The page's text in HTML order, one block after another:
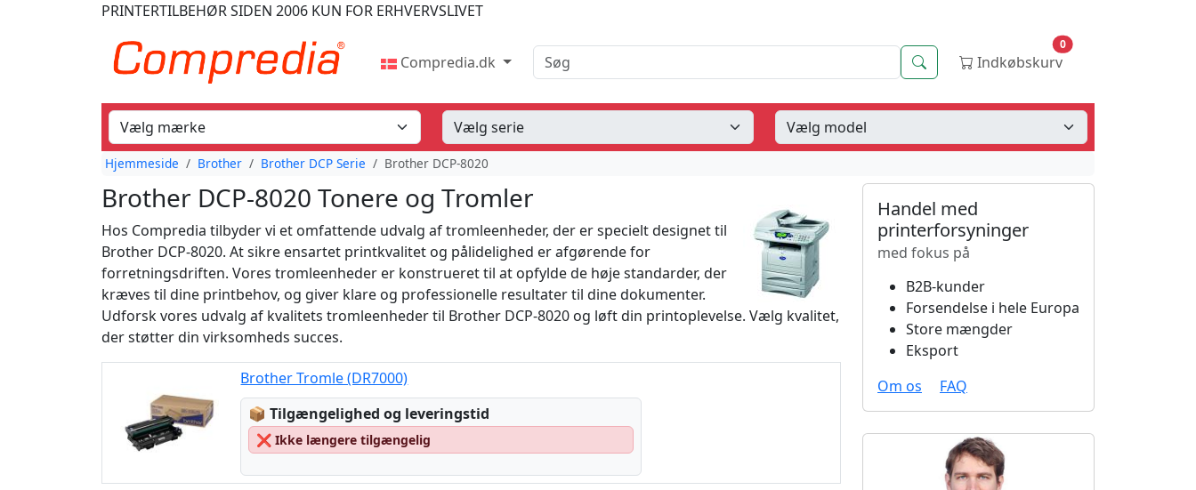
PRINTERTILBEHØRSIDEN 2006 KUN FOR ERHVERVSLIVET
Compredia.dk Søg Indkøbskurv
0
Hjemmeside Brother Brother DCP Serie Brother DCP-8020
Brother DCP-8020 Tonere og Tromler
Hos Compredia tilbyder vi et omfattende udvalg af tromleenheder, der er specielt designet til
Brother DCP-8020. At sikre ensartet printkvalitet og pålidelighed er afgørende for
forretningsdriften. Vores tromleenheder er konstrueret til at opfylde de høje standarder, der
kræves til dine printbehov, og giver klare og professionelle resultater til dine dokumenter.
Udforsk vores udvalg af kvalitets tromleenheder til Brother DCP-8020 og løft din printoplevelse. Vælg kvalitet,
der støtter din virksomheds succes.
Brother Tromle (DR7000)
📦Lagerstatus:
Tilgængelighed og leveringstid
❌ Ikke længere tilgængelig
Handel med
printerforsyninger
med fokus på
B2B-kunder
Forsendelse i hele Europa
Store mængder
Eksport
Om os
FAQ